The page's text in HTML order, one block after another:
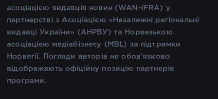
асоціацією видавців новин (WAN-IFRA) у
партнерстві з Асоціацією «Незалежні регіональні
видавці України» (АНРВУ) та Норвезькою
асоціацією медіабізнесу (MBL) за підтримки
Норвегії. Погляди авторів не обов’язково
відображають офіційну позицію партнерів
програми.